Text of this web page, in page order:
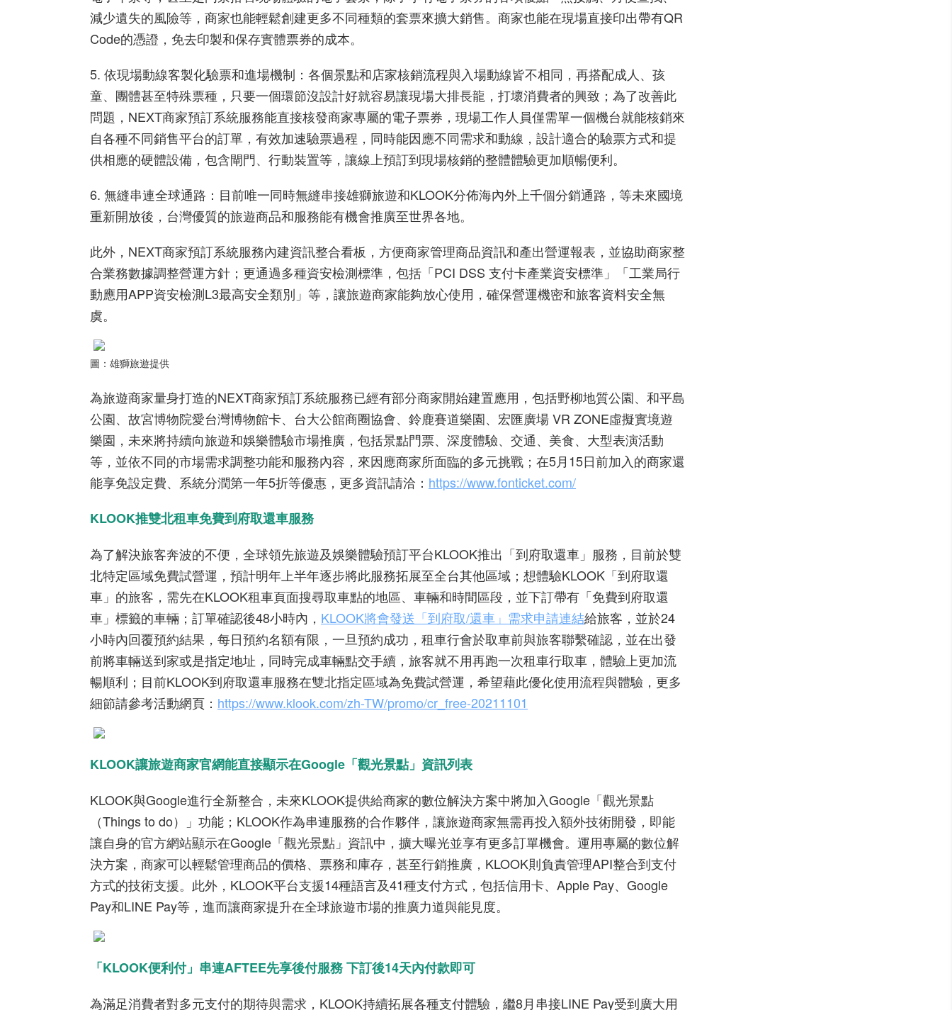
減少遺失的風險等，商家也能輕鬆創建更多不同種類的套票來擴大銷售。商家也能在現場直接印出帶有QR
Code的憑證，免去印製和保存實體票券的成本。
5. 依現場動線客製化驗票和進場機制： 各個景點和店家核銷流程與入場動線皆不相同，再搭配成人、孩
童、團體甚至特殊票種，只要一個環節沒設計好就容易讓現場大排長龍，打壞消費者的興致；為了改善此
問題， NEXT商家預訂系統服務能直接核發商家專屬的電子票券，現場工作人員僅需單一個機台就能核銷來
自各種不同銷售平台的訂單，有效加速驗票過程，同時能因應不同需求和動線，設計適合的驗票方式和提
供相應的硬體設備，包含閘門、行動裝置等，讓線上預訂到現場核銷的整體體驗更加順暢便利。
6. 無縫串連全球通路： 目前唯一同時無縫串接雄獅旅遊和KLOOK分佈海內外上千個分銷通路，等未來國境
重新開放後，台灣優質的旅遊商品和服務能有機會推廣至世界各地。
此外， NEXT商家預訂系統服務內建資訊整合看板 ，方便商家管理商品資訊和產出營運報表，並協助商家整
合業務數據調整營運方針；更通過多種資安檢測標準 ，包括「PCI DSS 支付卡產業資安標準」「工業局行
動應用APP資安檢測L3最高安全類別」等，讓旅遊商家能夠放心使用，確保營運機密和旅客資料安全無
虞。
圖：雄獅旅遊提供
為旅遊商家量身打造的NEXT商家預訂系統服務已經有部分商家開始建置應用，包括野柳地質公園、和平島
公園、故宮博物院愛台灣博物館卡、台大公館商圈協會、鈴鹿賽道樂園、宏匯廣場VR ZONE虛擬實境遊
樂園，未來將持續向旅遊和娛樂體驗市場推廣，包括景點門票、深度體驗、交通、美食、大型表演活動
等，並依不同的市場需求調整功能和服務內容，來因應商家所面臨的多元挑戰；在5月15日前加入的商家還
能享免設定費、系統分潤第一年5折等優惠，更多資訊請洽： https://www.fonticket.com/
KLOOK推雙北租車免費到府取還車服務
為了解決旅客奔波的不便，全球領先旅遊及娛樂體驗預訂平台KLOOK推出「到府取還車」服務，目前於雙
北特定區域免費試營運，預計明年上半年逐步將此服務拓展至全台其他區域；想體驗KLOOK「到府取還
車」的旅客，需先在KLOOK租車頁面搜尋取車點的地區、車輛和時間區段，並下訂帶有「免費到府取還
車」標籤的車輛；訂單確認後48小時內， KLOOK將會發送「到府取/還車」需求申請連結給旅客，並於24
小時內回覆預約結果，每日預約名額有限，一旦預約成功，租車行會於取車前與旅客聯繫確認，並在出發
前將車輛送到家或是指定地址，同時完成車輛點交手續，旅客就不用再跑一次租車行取車，體驗上更加流
暢順利；目前KLOOK到府取還車服務在雙北指定區域為免費試營運，希望藉此優化使用流程與體驗，更多
細節請參考活動網頁： https://www.klook.com/zh-TW/promo/cr_free-20211101
KLOOK讓旅遊商家官網能直接顯示在Google「觀光景點」資訊列表
KLOOK與Google進行全新整合，未來KLOOK提供給商家的數位解決方案中將加入Google「觀光景點
（Things to do）」功能；KLOOK作為串連服務的合作夥伴，讓旅遊商家無需再投入額外技術開發，即能
讓自身的官方網站顯示在Google「觀光景點」資訊中，擴大曝光並享有更多訂單機會。運用專屬的數位解
決方案，商家可以輕鬆管理商品的價格、票務和庫存，甚至行銷推廣，KLOOK則負責管理API整合到支付
方式的技術支援。此外，KLOOK平台支援14種語言及41種支付方式，包括信用卡、Apple Pay、Google
Pay和LINE Pay等，進而讓商家提升在全球旅遊市場的推廣力道與能見度。
「KLOOK便利付」串連AFTEE先享後付服務 下訂後14天內付款即可
為滿足消費者對多元支付的期待與需求，KLOOK持續拓展各種支付體驗，繼8月串接LINE Pay受到廣大用